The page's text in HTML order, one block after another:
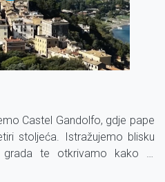
Castel Gandolfo, gdje pape
stoljeća. Istražujemo blisku
te otkrivamo kako je